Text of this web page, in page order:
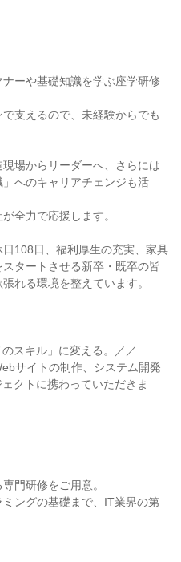
ーや基礎知識を学ぶ座学研修
支えるので、未経験からでも
場からリーダーへ、さらには
へのキャリアチェンジも活
全力で応援します。
108日、福利厚生の充実、家具
タートさせる新卒・既卒の皆
れる環境を整えています。
スキル」に変える。／／
サイトの制作、システム開発
クトに携わっていただきま
門研修をご用意。
ングの基礎まで、IT業界の第